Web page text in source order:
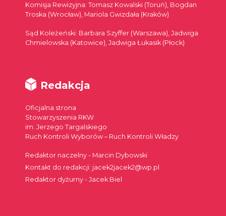
Komisja Rewizyjna: Tomasz Kowalski (Toruń), Bogdan
Troska (Wrocław), Mariola Gwizdała (Kraków)
Sąd Koleżeński: Barbara Szyffer (Warszawa), Jadwiga
Chmielowska (Katowice), Jadwiga Łukasik (Płock)
Redakcja
Oficjalna strona
Stowarzyszenia RKW
im. Jerzego Targalskiego
Ruch Kontroli Wyborów – Ruch Kontroli Władzy
Redaktor naczelny - Marcin Dybowski
Kontakt do redakcji: jacek2jacek2@wp.pl
Redaktor dyżurny - Jacek Biel